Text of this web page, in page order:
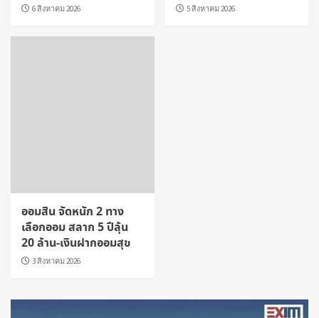
6 สิงหาคม 2026 5 สิงหาคม 2026
ออมสิน จัดหนัก 2 ทาง
เลือกออม สลาก 5 ปีลุ้น
20 ล้าน-เงินฝากออมสุข
3 สิงหาคม 2026